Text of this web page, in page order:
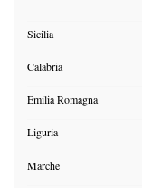
Sicilia
Calabria
Emilia Romagna
Liguria
Marche